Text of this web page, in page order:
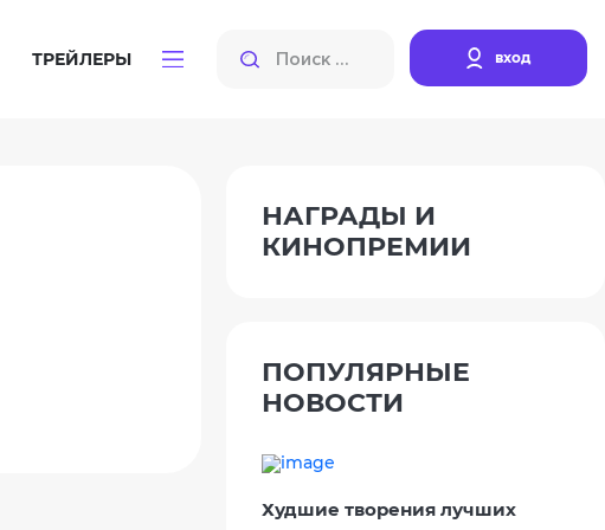
ТРЕЙЛЕРЫ вход
НАГРАДЫ И
КИНОПРЕМИИ
ПОПУЛЯРНЫЕ
НОВОСТИ
Худшие творения лучших